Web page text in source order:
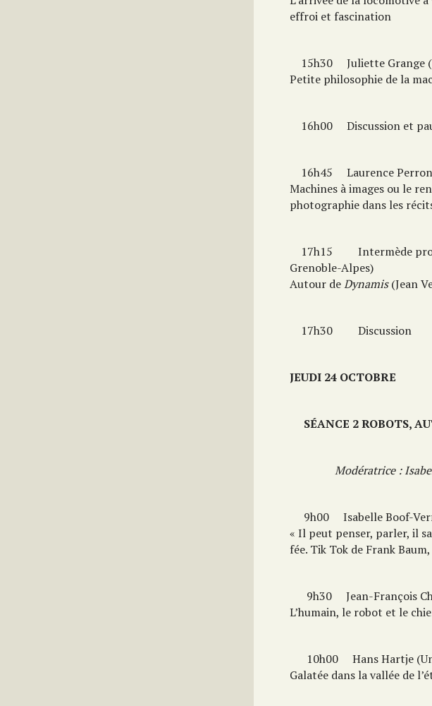
effroi et fascination
15h30 Juliette Grange
Petite philosophie de la
16h00 Discussion et
16h45 Laurence
Machines à images ou le
photographie dans les
17h15Intermède
Grenoble-Alpes)
Autour deDynamis(Jean
17h30Discussion
JEUDI 24 OCTOBRE
SÉANCE 2 ROBOTS,
Modératrice :
9h00 Isabelle Boof-
« Il peut penser, parler, il
fée. Tik Tok de Frank
9h30 Jean-François
L’humain, le robot et le
10h00 Hans Hartje
Galatée dans la vallée de